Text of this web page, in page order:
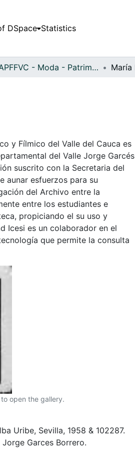
DSpace Statistics
APFFVC - Moda - Patrimonial
y Fílmico del Valle del Cauca es
del Valle Jorge Garcés
suscrito con la Secretaria del
aunar esfuerzos para su
del Archivo entre la
entre los estudiantes e
propiciando el su uso y
Icesi es un colaborador en el
que permite la consulta
open the gallery.
Uribe, Sevilla, 1958 & 102287.
Garces Borrero.